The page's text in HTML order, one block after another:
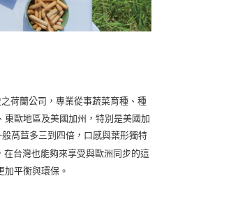
荷蘭公司，專業從事蔬菜育種、種
歐地區及美國加州，特別是美國加
萵苣多三到四倍，口感與葉形獨特
台灣也能夠來享受與歐洲同步的這
平衡與環保。